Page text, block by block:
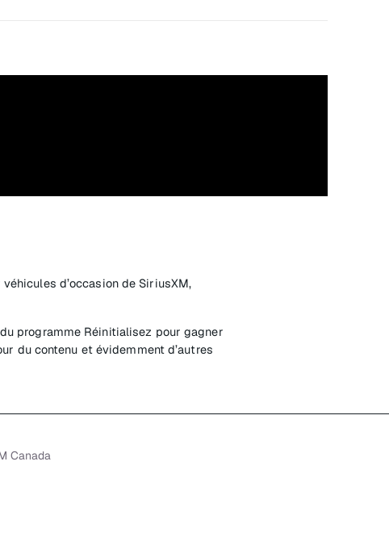
d’occasion de SiriusXM,
programme Réinitialisez pour gagner
du contenu et évidemment d’autres
Canada